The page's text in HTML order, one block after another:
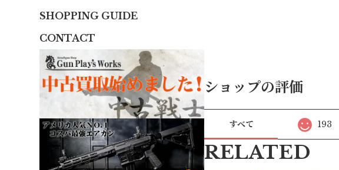
SHOPPING GUIDE
CONTACT
ショップの評価
すべて 193
RELATED